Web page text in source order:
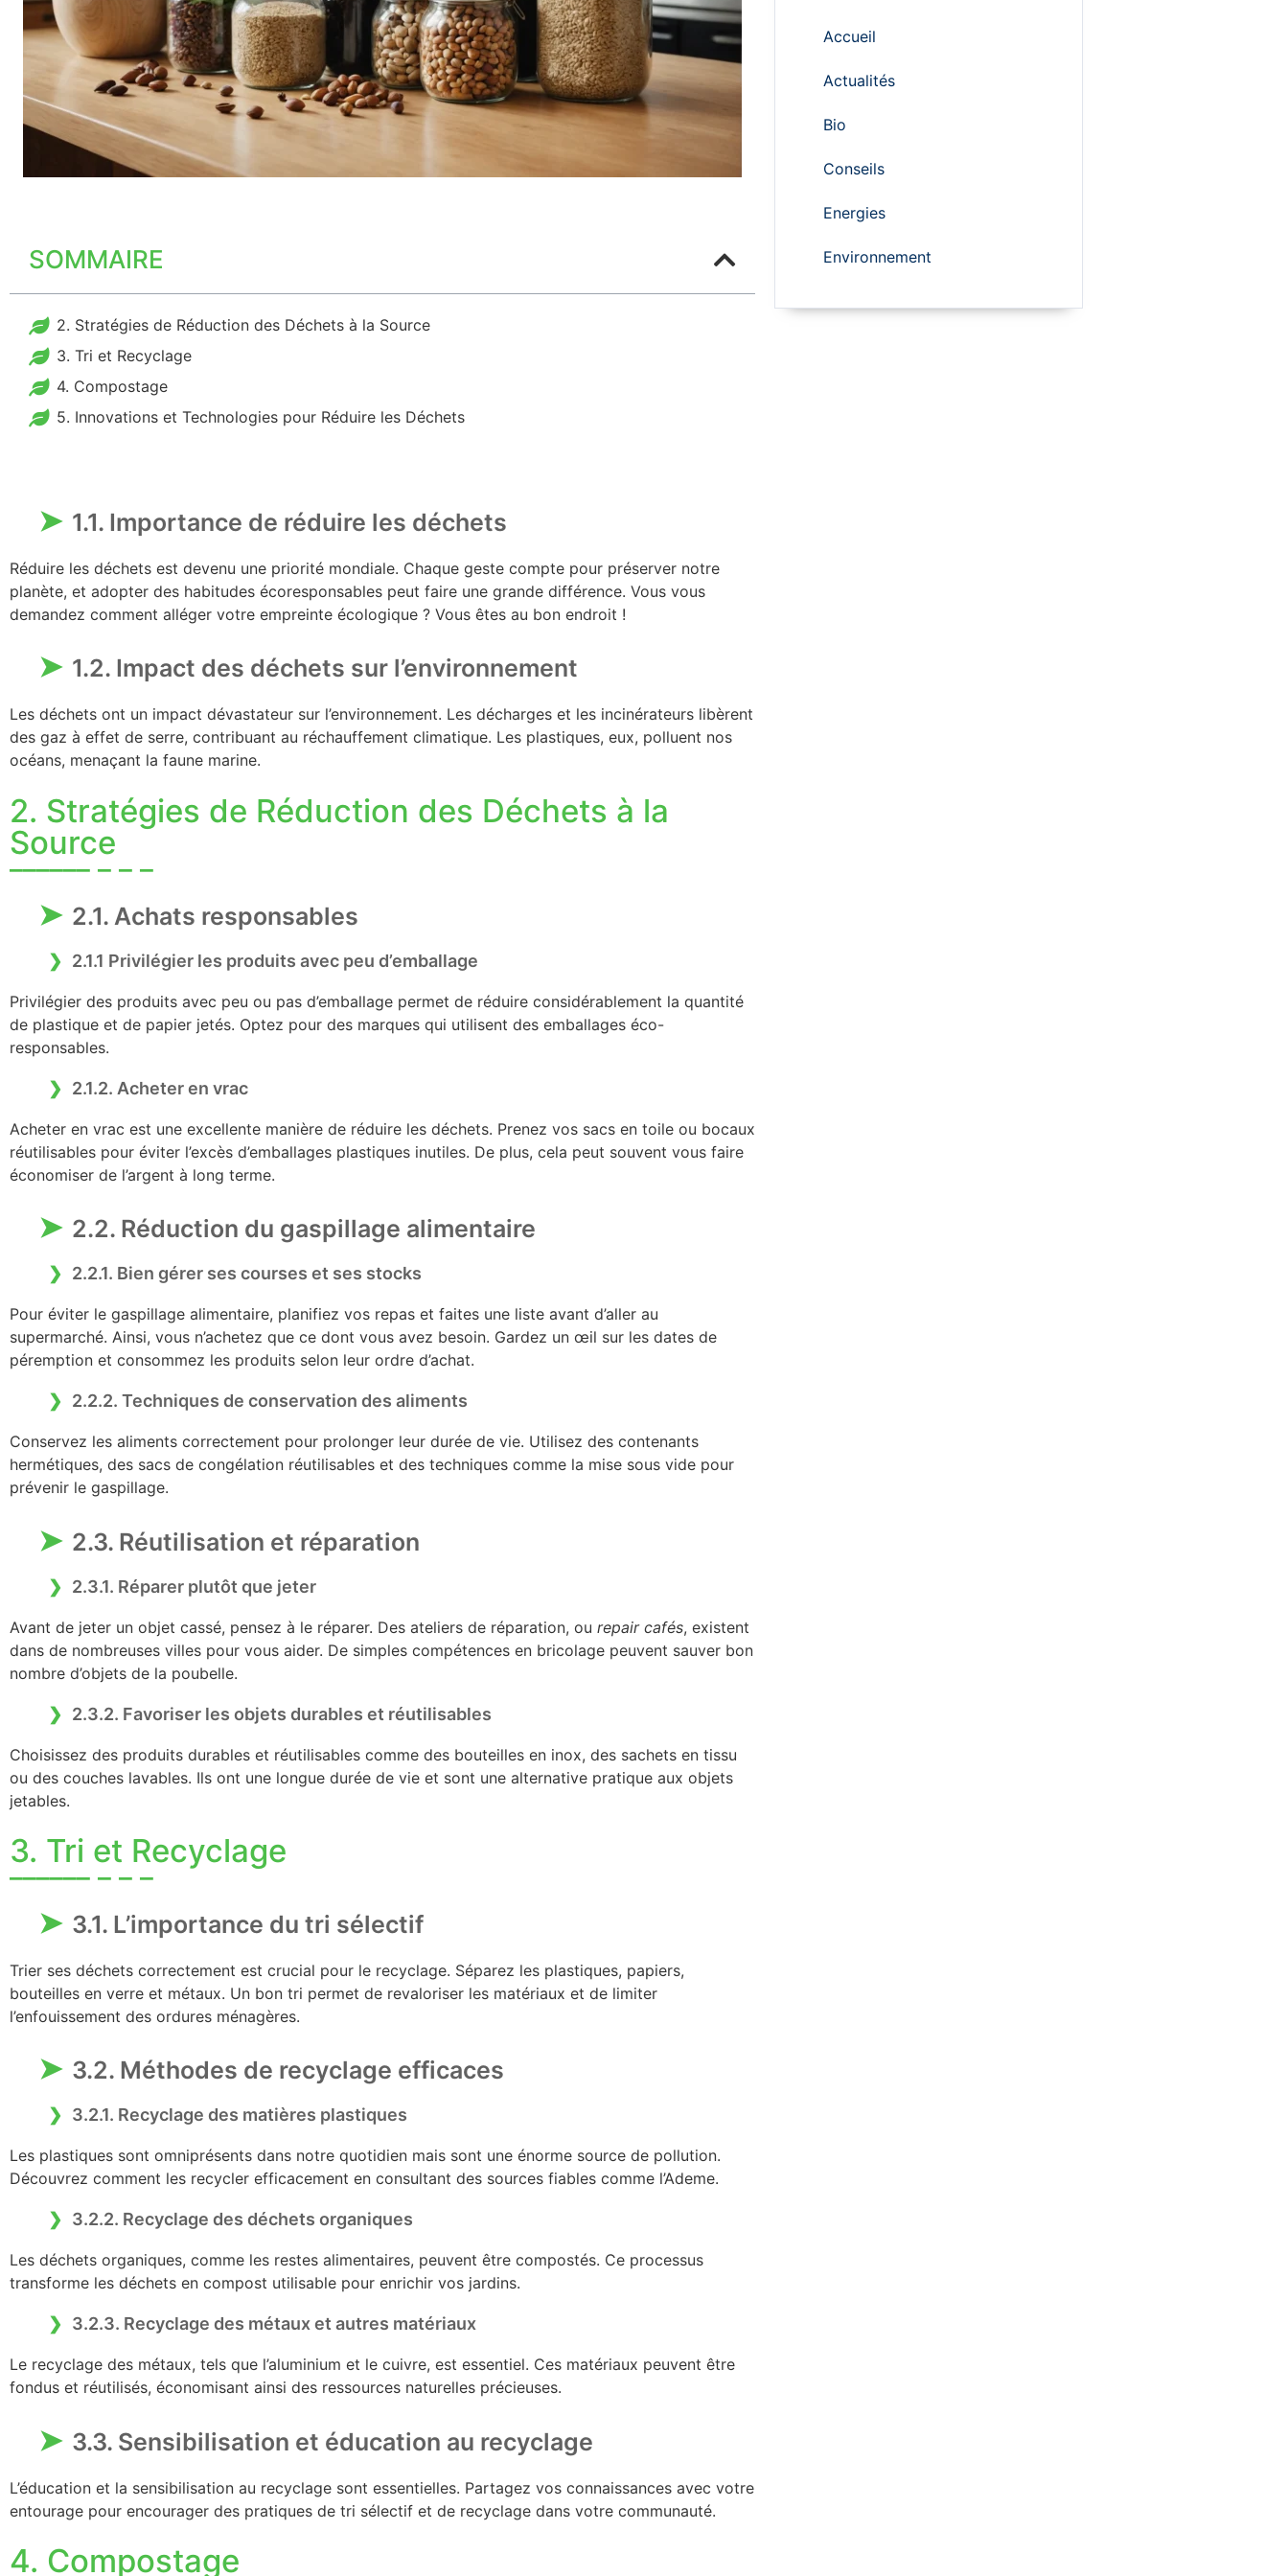
SOMMAIRE
2. Stratégies de Réduction des Déchets à la Source
3. Tri et Recyclage
4. Compostage
5. Innovations et Technologies pour Réduire les Déchets
1.1. Importance de réduire les déchets
Réduire les déchets est devenu une priorité mondiale. Chaque geste compte pour préserver notre
planète, et adopter des habitudes écoresponsables peut faire une grande différence. Vous vous
demandez comment alléger votre empreinte écologique ? Vous êtes au bon endroit !
1.2. Impact des déchets sur l’environnement
Les déchets ont un impact dévastateur sur l’environnement. Les décharges et les incinérateurs libèrent
des gaz à effet de serre, contribuant au réchauffement climatique. Les plastiques, eux, polluent nos
océans, menaçant la faune marine.
2. Stratégies de Réduction des Déchets à la
Source
2.1. Achats responsables
2.1.1 Privilégier les produits avec peu d’emballage
Privilégier des produits avec peu ou pas d’emballage permet de réduire considérablement la quantité
de plastique et de papier jetés. Optez pour des marques qui utilisent des emballages éco-
responsables.
2.1.2. Acheter en vrac
Acheter en vrac est une excellente manière de réduire les déchets. Prenez vos sacs en toile ou bocaux
réutilisables pour éviter l’excès d’emballages plastiques inutiles. De plus, cela peut souvent vous faire
économiser de l’argent à long terme.
2.2. Réduction du gaspillage alimentaire
2.2.1. Bien gérer ses courses et ses stocks
Pour éviter le gaspillage alimentaire, planifiez vos repas et faites une liste avant d’aller au
supermarché. Ainsi, vous n’achetez que ce dont vous avez besoin. Gardez un œil sur les dates de
péremption et consommez les produits selon leur ordre d’achat.
2.2.2. Techniques de conservation des aliments
Conservez les aliments correctement pour prolonger leur durée de vie. Utilisez des contenants
hermétiques, des sacs de congélation réutilisables et des techniques comme la mise sous vide pour
prévenir le gaspillage.
2.3. Réutilisation et réparation
2.3.1. Réparer plutôt que jeter
Avant de jeter un objet cassé, pensez à le réparer. Des ateliers de réparation, ou repair cafés, existent
dans de nombreuses villes pour vous aider. De simples compétences en bricolage peuvent sauver bon
nombre d’objets de la poubelle.
2.3.2. Favoriser les objets durables et réutilisables
Choisissez des produits durables et réutilisables comme des bouteilles en inox, des sachets en tissu
ou des couches lavables. Ils ont une longue durée de vie et sont une alternative pratique aux objets
jetables.
3. Tri et Recyclage
3.1. L’importance du tri sélectif
Trier ses déchets correctement est crucial pour le recyclage. Séparez les plastiques, papiers,
bouteilles en verre et métaux. Un bon tri permet de revaloriser les matériaux et de limiter
l’enfouissement des ordures ménagères.
3.2. Méthodes de recyclage efficaces
3.2.1. Recyclage des matières plastiques
Les plastiques sont omniprésents dans notre quotidien mais sont une énorme source de pollution.
Découvrez comment les recycler efficacement en consultant des sources fiables comme l’Ademe.
3.2.2. Recyclage des déchets organiques
Les déchets organiques, comme les restes alimentaires, peuvent être compostés. Ce processus
transforme les déchets en compost utilisable pour enrichir vos jardins.
3.2.3. Recyclage des métaux et autres matériaux
Le recyclage des métaux, tels que l’aluminium et le cuivre, est essentiel. Ces matériaux peuvent être
fondus et réutilisés, économisant ainsi des ressources naturelles précieuses.
3.3. Sensibilisation et éducation au recyclage
L’éducation et la sensibilisation au recyclage sont essentielles. Partagez vos connaissances avec votre
entourage pour encourager des pratiques de tri sélectif et de recyclage dans votre communauté.
4. Compostage
Accueil
Actualités
Bio
Conseils
Energies
Environnement